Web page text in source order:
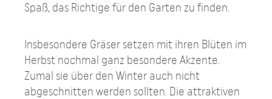
Spaß, das Richtige für den Garten zu finden.
Insbesondere Gräser setzen mit ihren Blüten im
Herbst nochmal ganz besondere Akzente.
Zumal sie über den Winter auch nicht
abgeschnitten werden sollten. Die attraktiven